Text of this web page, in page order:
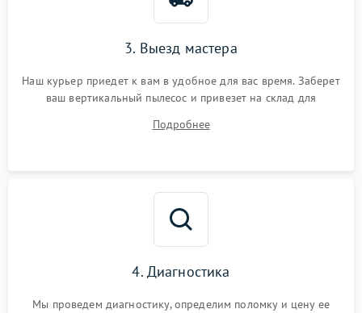
3. Выезд мастера
Наш курьер приедет к вам в удобное для вас время. Заберет
ваш вертикальный пылесос и привезет на склад для
Подробнее
4. Диагностика
Мы проведем диагностику, определим поломку и цену ее